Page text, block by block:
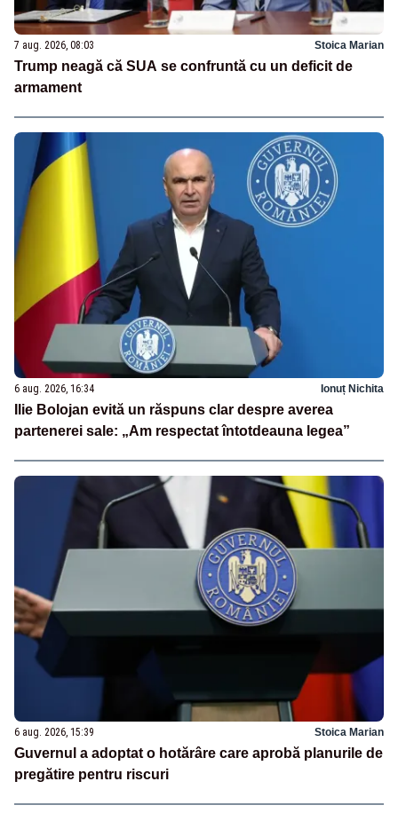
7 aug. 2026, 08:03 Stoica Marian
Trump neagă că SUA se confruntă cu un deficit de
armament
6 aug. 2026, 16:34 Ionuț Nichita
Ilie Bolojan evită un răspuns clar despre averea
partenerei sale: „Am respectat întotdeauna legea”
6 aug. 2026, 15:39 Stoica Marian
Guvernul a adoptat o hotărâre care aprobă planurile de
pregătire pentru riscuri